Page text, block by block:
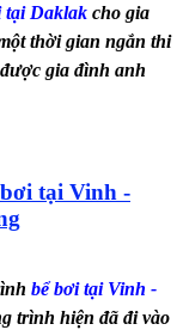
tại Daklak cho gia
thời gian ngắn thi
gia đình anh
tại Vinh -
bể bơi tại Vinh -
trình hiện đã đi vào